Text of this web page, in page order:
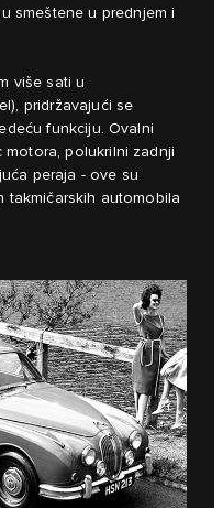
smeštene u prednjem i
više sati u
pridržavajući se
funkciju. Ovalni
polukrilni zadnji
peraja - ove su
takmičarskih automobila